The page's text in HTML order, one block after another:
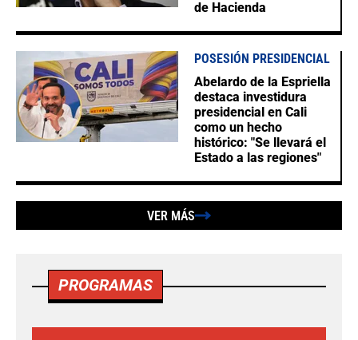
de Hacienda
POSESIÓN PRESIDENCIAL
Abelardo de la Espriella
destaca investidura
presidencial en Cali
como un hecho
histórico: "Se llevará el
Estado a las regiones"
VER MÁS
PROGRAMAS